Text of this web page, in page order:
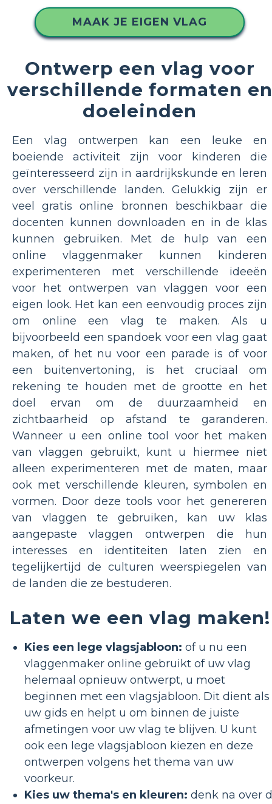
MAAK JE EIGEN VLAG
Ontwerp een vlag voor
verschillende formaten en
doeleinden
Een vlag ontwerpen kan een leuke en
boeiende activiteit zijn voor kinderen die
geïnteresseerd zijn in aardrijkskunde en leren
over verschillende landen. Gelukkig zijn er
veel gratis online bronnen beschikbaar die
docenten kunnen downloaden en in de klas
kunnen gebruiken. Met de hulp van een
online vlaggenmaker kunnen kinderen
experimenteren met verschillende ideeën
voor het ontwerpen van vlaggen voor een
eigen look. Het kan een eenvoudig proces zijn
om online een vlag te maken. Als u
bijvoorbeeld een spandoek voor een vlag gaat
maken, of het nu voor een parade is of voor
een buitenvertoning, is het cruciaal om
rekening te houden met de grootte en het
doel ervan om de duurzaamheid en
zichtbaarheid op afstand te garanderen.
Wanneer u een online tool voor het maken
van vlaggen gebruikt, kunt u hiermee niet
alleen experimenteren met de maten, maar
ook met verschillende kleuren, symbolen en
vormen. Door deze tools voor het genereren
van vlaggen te gebruiken, kan uw klas
aangepaste vlaggen ontwerpen die hun
interesses en identiteiten laten zien en
tegelijkertijd de culturen weerspiegelen van
de landen die ze bestuderen.
Laten we een vlag maken!
Kies een lege vlagsjabloon: of u nu een
vlaggenmaker online gebruikt of uw vlag
helemaal opnieuw ontwerpt, u ​​moet
beginnen met een vlagsjabloon. Dit dient als
uw gids en helpt u om binnen de juiste
afmetingen voor uw vlag te blijven. U kunt
ook een lege vlagsjabloon kiezen en deze
ontwerpen volgens het thema van uw
voorkeur.
Kies uw thema's en kleuren: denk na over